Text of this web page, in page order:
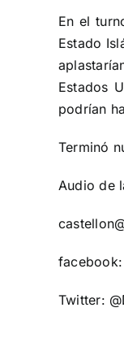
En el
Estado
Estados
podrían
Terminó
Audio de
Twitter: